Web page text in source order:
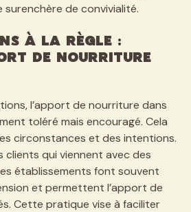
surenchère de convivialité.
à la règle :
de nourriture
l’apport de nourriture dans
toléré mais encouragé. Cela
circonstances et des intentions.
clients qui viennent avec des
établissements font souvent
et permettent l’apport de
Cette pratique vise à faciliter